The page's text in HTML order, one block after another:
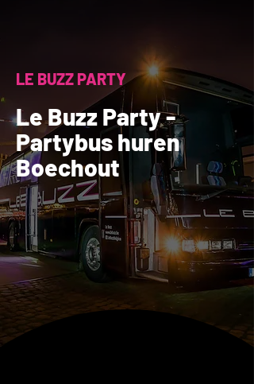
LE BUZZ PARTY
Le Buzz Party -
Partybus huren
Boechout